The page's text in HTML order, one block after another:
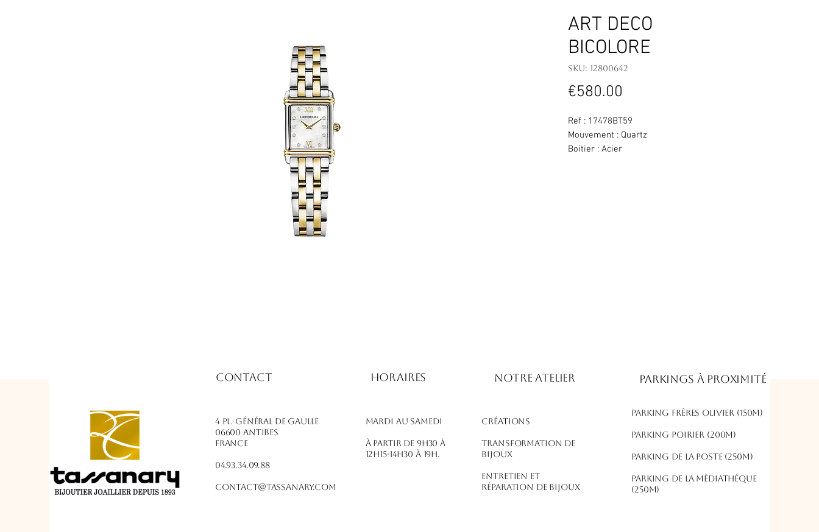
ART DECO
BICOLORE
SKU: 12800642
€580.00
Ref : 17478BT59
Mouvement : Quartz
Boitier : Acier
Contact
4 PL. Général de Gaulle
06600 Antibes
France
04.93.34.09.88
contact@tassanary.com
Horaires
Mardi au Samedi
À partir de 9h30 à
12h15-14h30 à 19h.
notre atelier
Créations
Transformation de
bijoux
Entretien et
réparation de bijoux
Parkings à proximité
Parking frères olivier (150m)
​Parking poirier (200m)
parking de la poste (250m)
parking de la mèdiathéque
(250m)